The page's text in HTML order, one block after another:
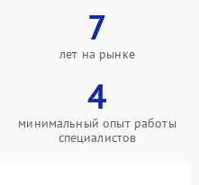
7
лет на рынке
4
минимальный опыт работы
специалистов